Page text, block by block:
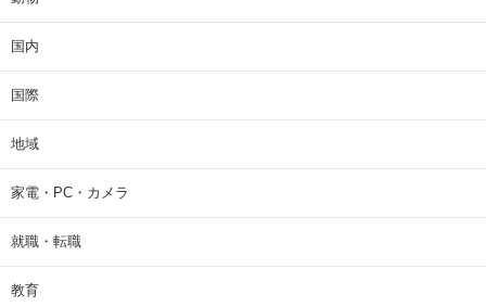
国内
国際
地域
家電・PC・カメラ
就職・転職
教育